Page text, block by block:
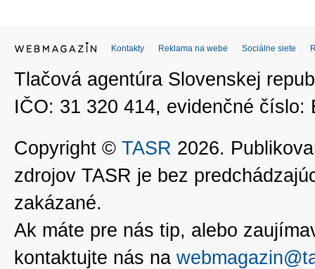
Kontakty Reklama na webe Sociálne siete
Tlačová agentúra Slovenskej
IČO: 31 320 414, evidenčné číslo:
Copyright © TASR 2026.
zdrojov TASR je bez
zakázané.
Ak máte pre nás tip, alebo
kontaktujte nás na